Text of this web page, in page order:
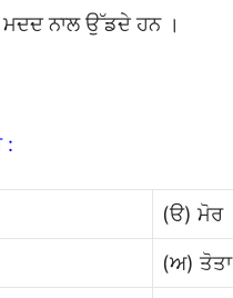
ਮਦਦ ਨਾਲ ਉੱਡਦੇ ਹਨ ।
:
(ੳ) ਮੋਰ
(ਅ) ਤੋਤਾ